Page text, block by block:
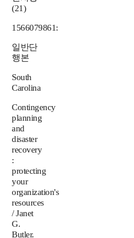
(21)
1566079861:
일반단
행본
South
Carolina
Contingency
planning
and
disaster
recovery
:
protecting
your
organization's
resources
/ Janet
G.
Butler.